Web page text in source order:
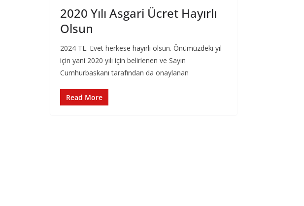
2020 Yılı Asgari Ücret Hayırlı
Olsun
2024 TL. Evet herkese hayırlı olsun. Önümüzdeki yıl
için yani 2020 yılı için belirlenen ve Sayın
Cumhurbaskanı tarafından da onaylanan
Read More